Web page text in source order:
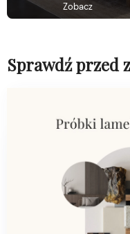
Zobacz
Sprawdź przed